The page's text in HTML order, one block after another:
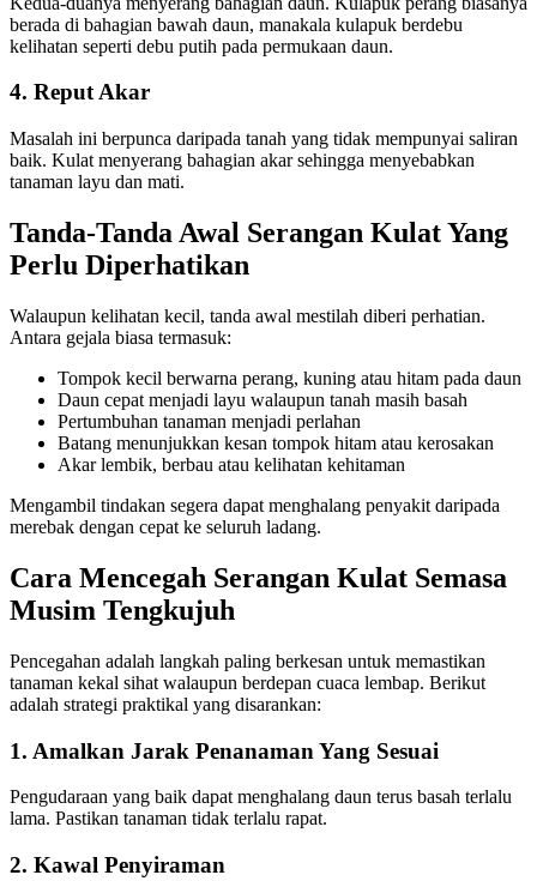
berada di bahagian bawah daun, manakala kulapuk berdebu
kelihatan seperti debu putih pada permukaan daun.
4. Reput Akar
Masalah ini berpunca daripada tanah yang tidak mempunyai saliran
baik. Kulat menyerang bahagian akar sehingga menyebabkan
tanaman layu dan mati.
Tanda-Tanda Awal Serangan KulatYang
Perlu Diperhatikan
Walaupun kelihatan kecil, tanda awal mestilah diberi perhatian.
Antara gejala biasa termasuk:
Tompok kecil berwarna perang, kuning atau hitam pada daun
Daun cepat menjadi layu walaupun tanah masih basah
Pertumbuhan tanaman menjadi perlahan
Batang menunjukkan kesan tompok hitam atau kerosakan
Akar lembik, berbau atau kelihatan kehitaman
Mengambil tindakan segera dapat menghalang penyakit daripada
merebak dengan cepat ke seluruh ladang.
Cara Mencegah Serangan Kulat Semasa
Musim Tengkujuh
Pencegahan adalah langkah paling berkesan untuk memastikan
tanaman kekal sihat walaupun berdepan cuaca lembap. Berikut
adalah strategi praktikal yang disarankan:
1. Amalkan Jarak Penanaman Yang Sesuai
Pengudaraan yang baik dapat menghalang daun terus basah terlalu
lama. Pastikan tanaman tidak terlalu rapat.
2. Kawal Penyiraman